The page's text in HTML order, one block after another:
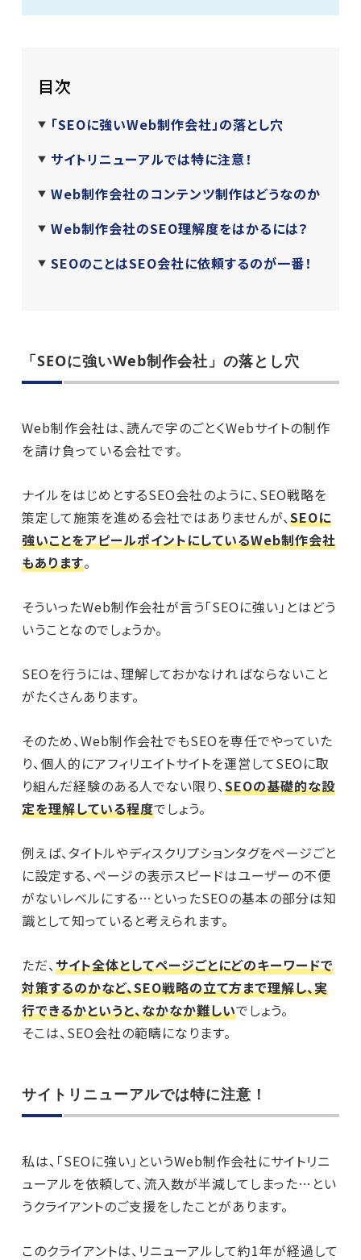
目次
「SEOに強いWeb制作会社」の落とし穴
サイトリニューアルでは特に注意！
Web制作会社のコンテンツ制作はどうなのか
Web制作会社のSEO理解度をはかるには？
SEOのことはSEO会社に依頼するのが一番！
「SEOに強いWeb制作会社」の落とし穴
Web制作会社は、読んで字のごとくWebサイトの制作
を請け負っている会社です。
ナイルをはじめとするSEO会社のように、SEO戦略を
策定して施策を進める会社ではありませんが、SEOに
強いことをアピールポイントにしているWeb制作会社
もあります。
そういったWeb制作会社が言う「SEOに強い」とはどう
いうことなのでしょうか。
SEOを行うには、理解しておかなければならないこと
がたくさんあります。
そのため、Web制作会社でもSEOを専任でやっていた
り、個人的にアフィリエイトサイトを運営してSEOに取
り組んだ経験のある人でない限り、SEOの基礎的な設
定を理解している程度でしょう。
例えば、タイトルやディスクリプションタグをページごと
に設定する、ページの表示スピードはユーザーの不便
がないレベルにする…といったSEOの基本の部分は知
識として知っていると考えられます。
ただ、サイト全体としてページごとにどのキーワードで
対策するのかなど、SEO戦略の立て方まで理解し、実
行できるかというと、なかなか難しいでしょう。
そこは、SEO会社の範疇になります。
サイトリニューアルでは特に注意！
私は、「SEOに強い」というWeb制作会社にサイトリニ
ューアルを依頼して、流入数が半減してしまった…とい
うクライアントのご支援をしたことがあります。
このクライアントは、リニューアルして約1年が経過して